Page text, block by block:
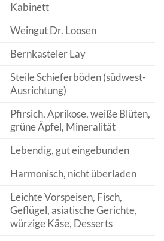
Kabinett
Weingut Dr. Loosen
Bernkasteler Lay
Steile Schieferböden (südwest-
Ausrichtung)
Pfirsich, Aprikose, weiße Blüten,
grüne Äpfel, Mineralität
Lebendig, gut eingebunden
Harmonisch, nicht überladen
Leichte Vorspeisen, Fisch,
Geflügel, asiatische Gerichte,
würzige Käse, Desserts